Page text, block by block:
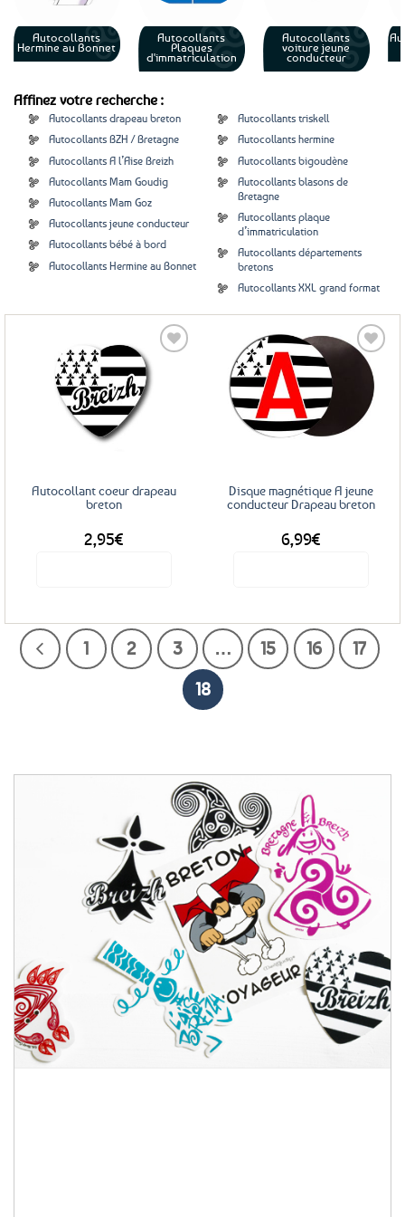
Autocollants
Hermine au Bonnet
Autocollants
Plaques
d'immatriculation
Autocollants
voiture jeune
conducteur
Affinez votre recherche :
Autocollants drapeau breton
Autocollants BZH / Bretagne
Autocollants A l’Aise Breizh
Autocollants Mam Goudig
Autocollants Mam Goz
Autocollants jeune conducteur
Autocollants bébé à bord
Autocollants Hermine au Bonnet
Autocollants triskell
Autocollants hermine
Autocollants bigoudène
Autocollants blasons de
Bretagne
Autocollants plaque
d’immatriculation
Autocollants départements
bretons
Autocollants XXL grand format
Autocollant coeur drapeau
breton
2,95€
Ajouter
aux
favoris
Disque magnétique A jeune
conducteur Drapeau breton
6,99€
1 2 3 … 15 16
17
18